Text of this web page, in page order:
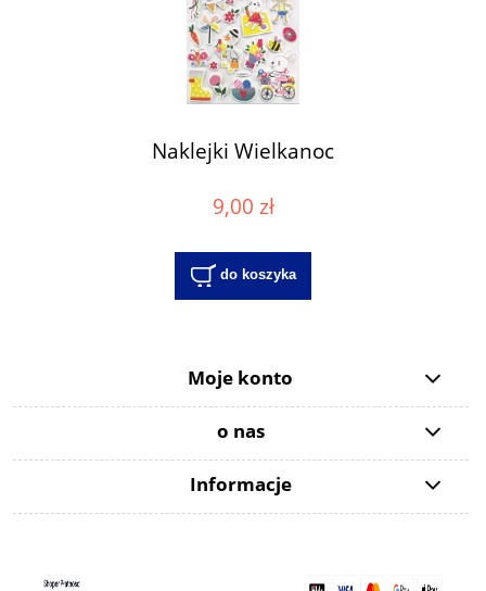
Naklejki Wielkanoc
9,00 zł
do koszyka
Moje konto
o nas
Informacje